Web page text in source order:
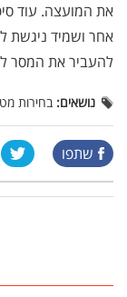
את המועצה. עוד
אחר ושמיד ניגשת
להעביר את המסר
נושאים: בחירות
שתפו